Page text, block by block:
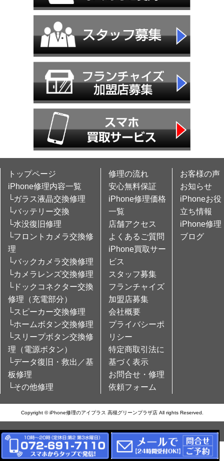
トップページ
iPhone修理内容一覧
└ガラス液晶交換修理
└バッテリー交換
└水没復旧修理
└フロントカメラ交換修
理
└バックカメラ交換修理
└カメラレンズ交換修理
└ドックコネクター交換
修理（充電部分）
└スピーカー交換修理
└ホームボタン交換修理
└スリープボタン交換修
理（電源ボタン）
└データ復旧・救出／基
板修理
└その他修理
修理の流れ
安心無料保証
iPhone修理価格
一覧
店舗アクセス
よくあるご質問
iPhone買取サー
ビス
スタッフ募集
フランチャイズ
加盟店募集
会社概要
プライバシーポ
リシー
特定商取引法に
基づく表示
お問合せ・修理
依頼フォーム
お客様の声
お知らせ
iPhoneお役
立ち情報
iPhone修理
ブログ
Copyright © iPhone修理のアイプラス 高槻グリーンプラザ店 All rights Reserved.